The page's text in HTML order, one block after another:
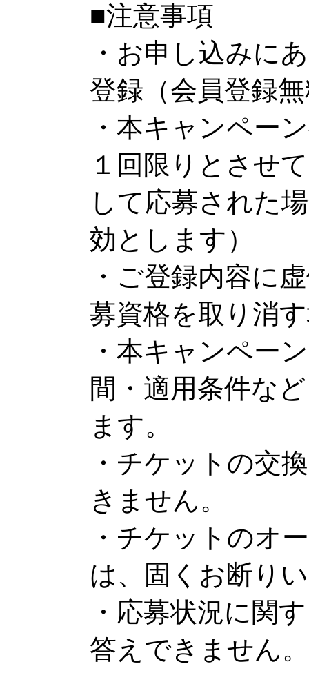
■注意事項
・お申し込みに
登録（会員登録
・本キャンペー
１回限りとさせ
して応募された
効とします）
・ご登録内容に
募資格を取り消
・本キャンペー
間・適用条件な
ます。
・チケットの交
きません。
・チケットのオ
は、固くお断り
・応募状況に関
答えできません。